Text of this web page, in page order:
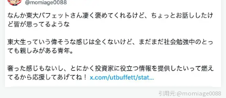
引用元:@momiage0088